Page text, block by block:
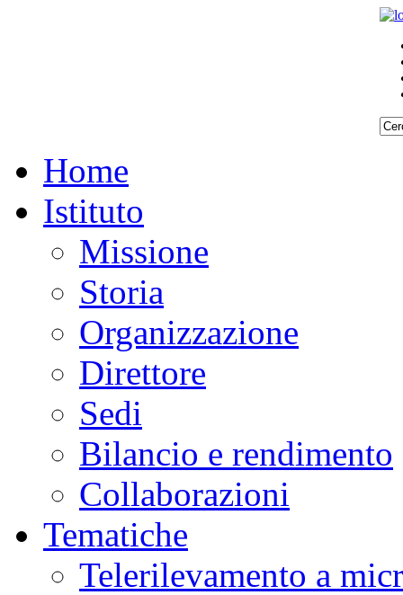
Home
Istituto
Missione
Storia
Organizzazione
Direttore
Sedi
Bilancio e rendimento
Collaborazioni
Tematiche
Telerilevamento a